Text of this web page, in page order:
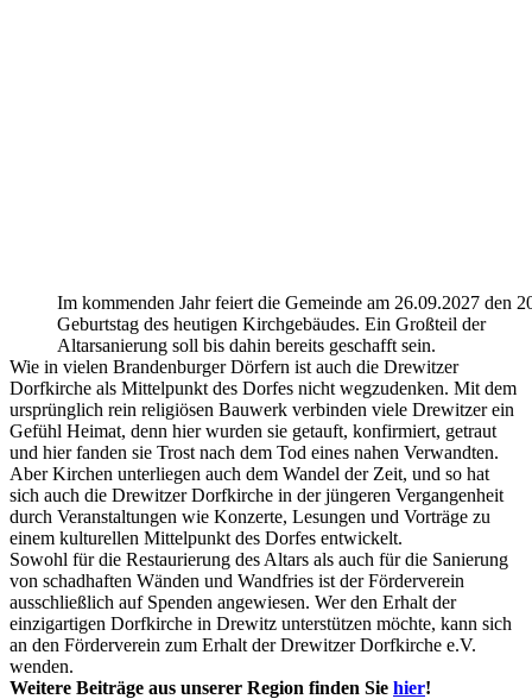
Im kommenden Jahr feiert die Gemeinde am 26.09.2027 den
Geburtstag des heutigen Kirchgebäudes. Ein Großteil der
Altarsanierung soll bis dahin bereits geschafft sein.
Wie in vielen Brandenburger Dörfern ist auch die Drewitzer
Dorfkirche als Mittelpunkt des Dorfes nicht wegzudenken. Mit dem
ursprünglich rein religiösen Bauwerk verbinden viele Drewitzer ein
Gefühl Heimat, denn hier wurden sie getauft, konfirmiert, getraut
und hier fanden sie Trost nach dem Tod eines nahen Verwandten.
Aber Kirchen unterliegen auch dem Wandel der Zeit, und so hat
sich auch die Drewitzer Dorfkirche in der jüngeren Vergangenheit
durch Veranstaltungen wie Konzerte, Lesungen und Vorträge zu
einem kulturellen Mittelpunkt des Dorfes entwickelt.
Sowohl für die Restaurierung des Altars als auch für die Sanierung
von schadhaften Wänden und Wandfries ist der Förderverein
ausschließlich auf Spenden angewiesen. Wer den Erhalt der
einzigartigen Dorfkirche in Drewitz unterstützen möchte, kann sich
an den Förderverein zum Erhalt der Drewitzer Dorfkirche e.V.
wenden.
Weitere Beiträge aus unserer Region finden Sie hier!